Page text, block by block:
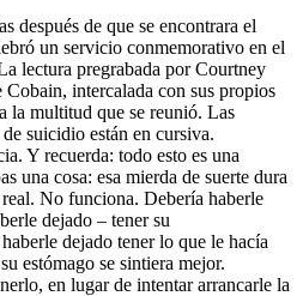
después de que se encontrara el
un servicio conmemorativo en el
lectura pregrabada por Courtney
intercalada con sus propios
la multitud que se reunió. Las
suicidio están en cursiva.
Y recuerda: todo esto es una
una cosa: esa mierda de suerte dura
No funciona. Debería haberle
dejado – tener su
dejado tener lo que le hacía
estómago se sintiera mejor.
en lugar de intentar arrancarle la